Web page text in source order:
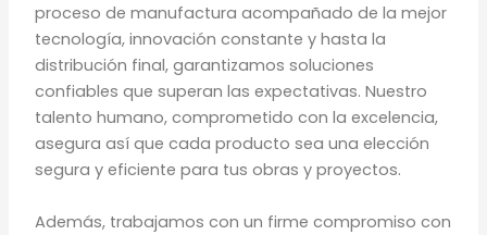
proceso de manufactura acompañado de la mejor
tecnología, innovación constante yhasta la
distribución final, garantizamos soluciones
confiables que superan las expectativas. Nuestro
talento humano,comprometido con la excelencia,
asegura así que cada producto sea una elección
segura y eficiente para tusobras y proyectos.
Además, trabajamos con un firme compromiso con